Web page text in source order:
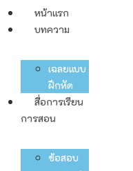
หน้าแรก
บทความ
เฉลยแบบ
ฝึกหัด
สื่อการเรียน
การสอน
ข้อสอบ